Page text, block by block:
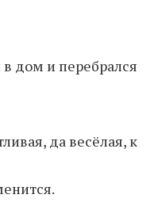
дом и перебрался
да весёлая, к